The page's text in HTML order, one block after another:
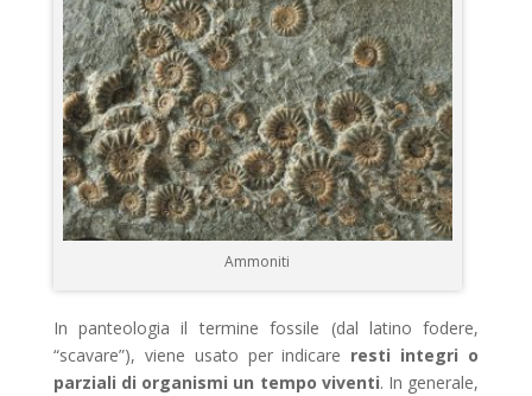
Ammoniti
In panteologia il termine fossile (dal latino fodere,
“scavare”), viene usato per indicare resti integri o
parziali di organismi un tempo viventi. In generale,